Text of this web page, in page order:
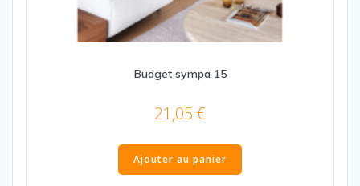
Budget sympa 15
21,05 €
Ajouter au panier